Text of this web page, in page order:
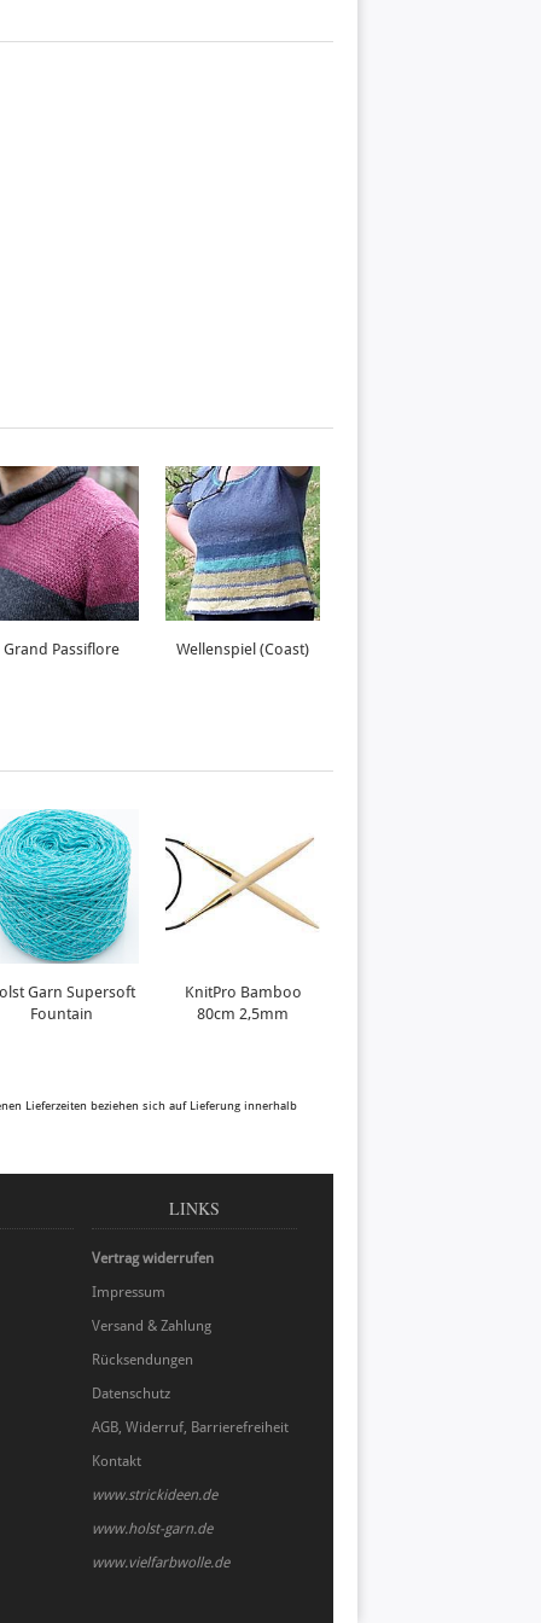
Grand Passiflore Wellenspiel (Coast)
Garn Supersoft
Fountain
KnitPro Bamboo
80cm 2,5mm
Lieferzeiten beziehen sich auf Lieferung innerhalb
LINKS
Vertrag widerrufen
Impressum
Versand & Zahlung
Rücksendungen
Datenschutz
AGB, Widerruf, Barrierefreiheit
Kontakt
www.strickideen.de
www.holst-garn.de
www.vielfarbwolle.de